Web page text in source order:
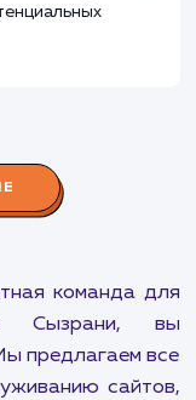
вашим сайтом,